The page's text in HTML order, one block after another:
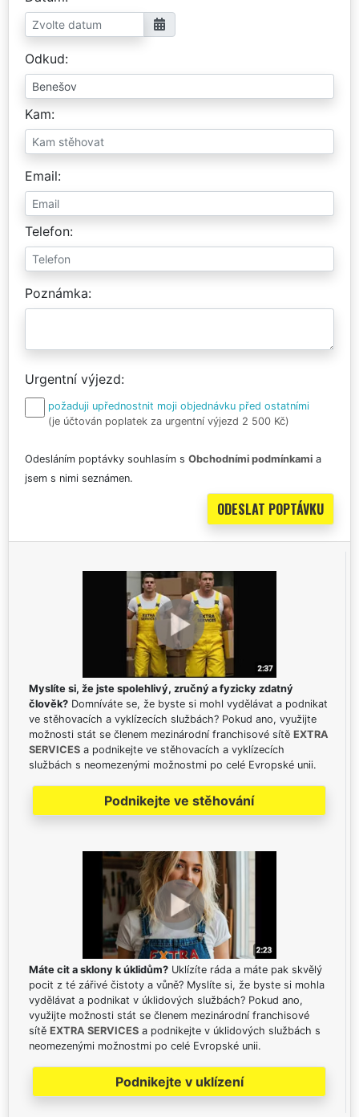
Odkud
Kam
Email
Telefon
Poznámka
Urgentní výjezd
požaduji upřednostnit moji objednávku před ostatními
(je účtován poplatek za urgentní výjezd 2 500 Kč)
Odesláním poptávky souhlasím s Obchodními podmínkami a
jsem s nimi seznámen.
Myslíte si, že jste spolehlivý, zručný a fyzicky zdatný
člověk? Domníváte se, že byste si mohl vydělávat a podnikat
ve stěhovacích a vyklízecích službách? Pokud ano, využijte
možnosti stát se členem mezinárodní franchisové sítě EXTRA
SERVICES a podnikejte ve stěhovacích a vyklízecích
službách s neomezenými možnostmi po celé Evropské unii.
Podnikejte ve stěhování
Máte cit a sklony k úklidům? Uklízíte ráda a máte pak skvělý
pocit z té zářivé čistoty a vůně? Myslíte si, že byste si mohla
vydělávat a podnikat v úklidových službách? Pokud ano,
využijte možnosti stát se členem mezinárodní franchisové
sítě EXTRA SERVICES a podnikejte v úklidových službách s
neomezenými možnostmi po celé Evropské unii.
Podnikejte v uklízení